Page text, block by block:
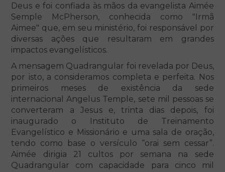
Deus e foi confiada às mãos da evangelista Aimée
Semple McPherson, conhecida como "Irmã
Aimee" que, em seu ministério, foi responsável por
diversas ações que resultaram em grandes
impactos evangelísticos.
A mensagem Quadrangular foi revelada por Deus,
por isto, a consideramos completa e perfeita. Nos
primeiros meses de existência da sede
internacional Angelus Temple, sete mil pessoas se
converteram a Jesus e, trinta dias depois, foi
inaugurado o Instituto de Treinamento
Evangelístico e Missionário e uma sala de oração,
tendo como base o versículo “orai sem cessar”.
Aimée dirigia 21 cultos por semana na sede
Quadrangular com capacidade para cinco mil